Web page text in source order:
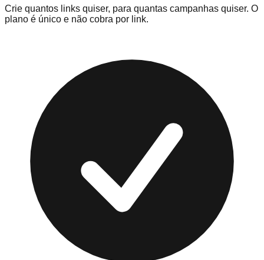
Crie quantos links quiser, para quantas campanhas quiser. O
plano é único e não cobra por link.